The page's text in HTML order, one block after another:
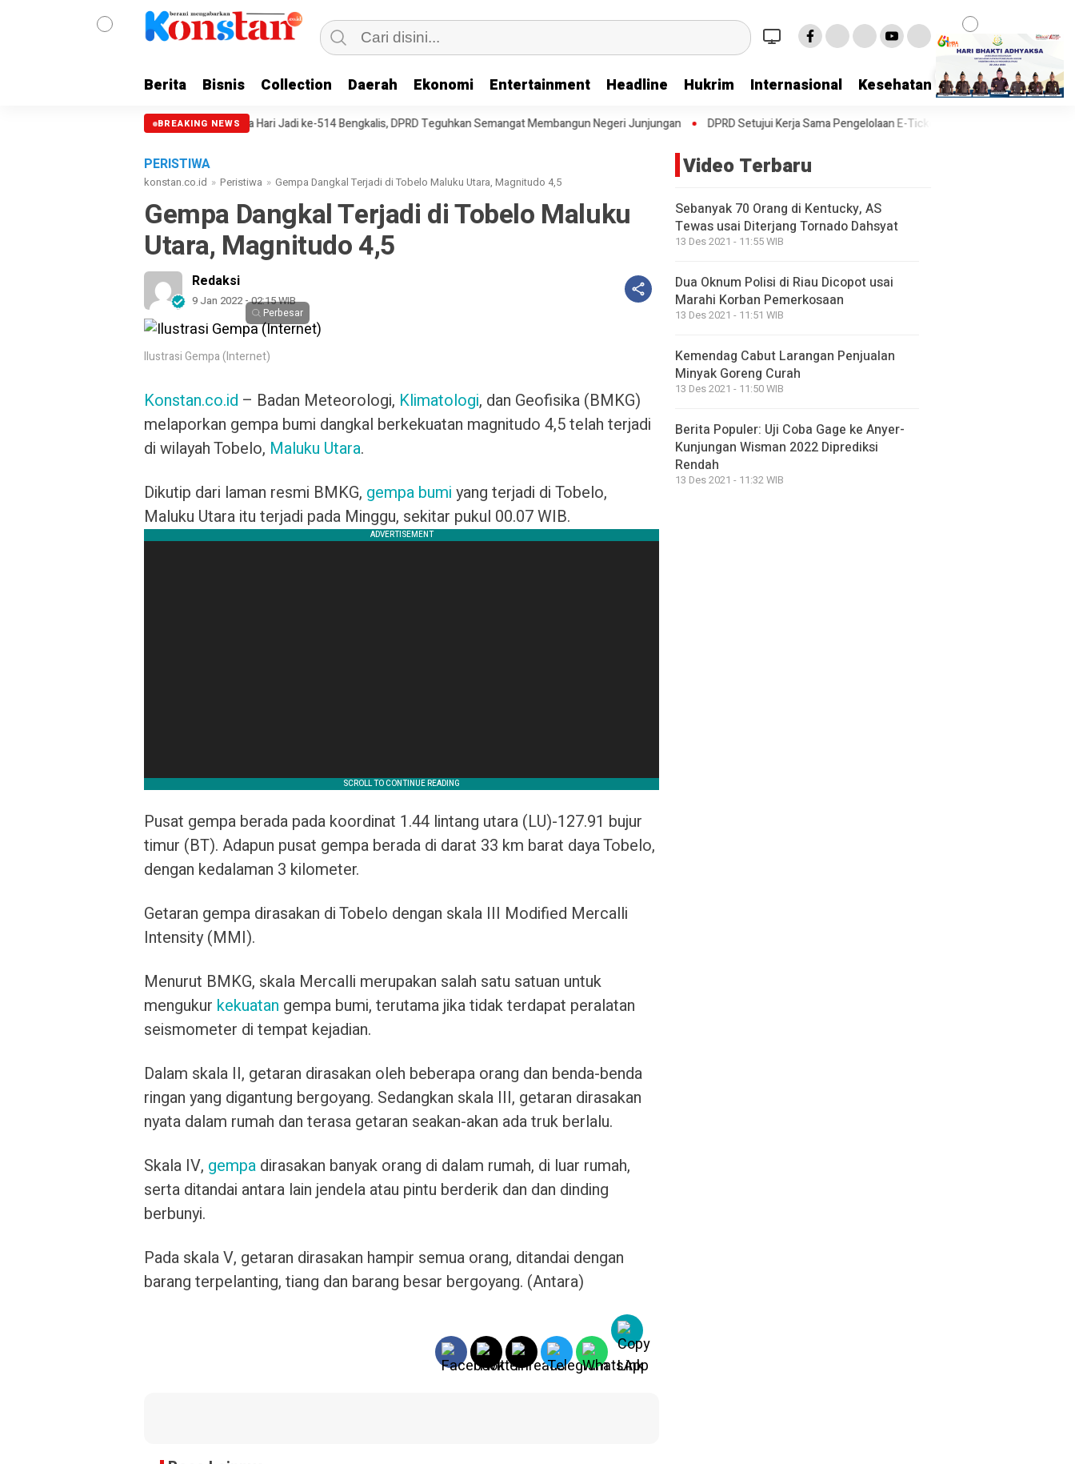
Berita Bisnis Collection Daerah Ekonomi Entertainment Headline Hukrim Internasional Kesehatan Kriminal
BREAKING NEWS
Paripurna Hari Jadi ke-514 Bengkalis, DPRD Teguhkan Semangat Membangun Negeri Junjungan DPRD Setujui Kerja Sama Pengelolaan E-Ticketing Ro-Ro Air Putih–Sungai Selari
PERISTIWA
konstan.co.id » Peristiwa » Gempa Dangkal Terjadi di Tobelo Maluku Utara, Magnitudo 4,5
Gempa Dangkal Terjadi di Tobelo Maluku
Utara, Magnitudo 4,5
Redaksi
9 Jan 2022 - 02:15 WIB
Perbesar
Ilustrasi Gempa (Internet)
Konstan.co.id – Badan Meteorologi, Klimatologi, dan Geofisika (BMKG)
melaporkan gempa bumi dangkal berkekuatan magnitudo 4,5 telah terjadi
di wilayah Tobelo, Maluku Utara.
Dikutip dari laman resmi BMKG, gempa bumi yang terjadi di Tobelo,
Maluku Utara itu terjadi pada Minggu, sekitar pukul 00.07 WIB.
Pusat gempa berada pada koordinat 1.44 lintang utara (LU)-127.91 bujur
timur (BT). Adapun pusat gempa berada di darat 33 km barat daya Tobelo,
dengan kedalaman 3 kilometer.
Getaran gempa dirasakan di Tobelo dengan skala III Modified Mercalli
Intensity (MMI).
Menurut BMKG, skala Mercalli merupakan salah satu satuan untuk
mengukur kekuatan gempa bumi, terutama jika tidak terdapat peralatan
seismometer di tempat kejadian.
Dalam skala II, getaran dirasakan oleh beberapa orang dan benda-benda
ringan yang digantung bergoyang. Sedangkan skala III, getaran dirasakan
nyata dalam rumah dan terasa getaran seakan-akan ada truk berlalu.
Skala IV, gempa dirasakan banyak orang di dalam rumah, di luar rumah,
serta ditandai antara lain jendela atau pintu berderik dan dan dinding
berbunyi.
Pada skala V, getaran dirasakan hampir semua orang, ditandai dengan
barang terpelanting, tiang dan barang besar bergoyang. (Antara)
Video Terbaru
Sebanyak 70 Orang di Kentucky, AS
Tewas usai Diterjang Tornado Dahsyat
13 Des 2021 - 11:55 WIB
Dua Oknum Polisi di Riau Dicopot usai
Marahi Korban Pemerkosaan
13 Des 2021 - 11:51 WIB
Kemendag Cabut Larangan Penjualan
Minyak Goreng Curah
13 Des 2021 - 11:50 WIB
Berita Populer: Uji Coba Gage ke Anyer-
Kunjungan Wisman 2022 Diprediksi
Rendah
13 Des 2021 - 11:32 WIB